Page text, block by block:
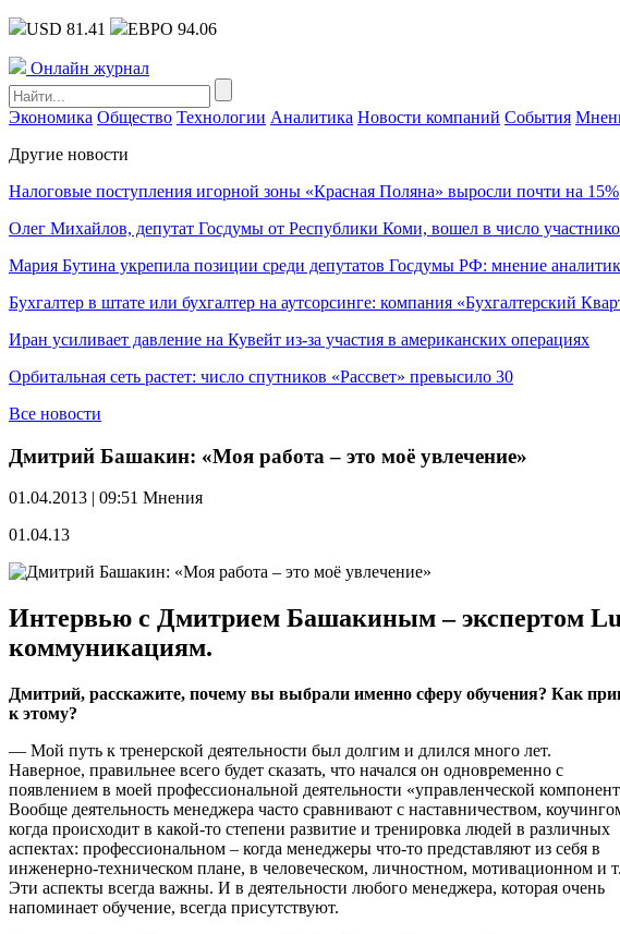
USD 81.41 ЕВРО 94.06
Онлайн журнал
Экономика Общество Технологии Аналитика Новости компаний События
Другие новости
Налоговые поступления игорной зоны «Красная Поляна» выросли почти на 15%
Олег Михайлов, депутат Госдумы от Республики Коми, вошел в число
Мария Бутина укрепила позиции среди депутатов Госдумы РФ: мнение
Бухгалтер в штате или бухгалтер на аутсорсинге: компания «Бухгалтерский
Иран усиливает давление на Кувейт из-за участия в американских операциях
Орбитальная сеть растет: число спутников «Рассвет» превысило 30
Все новости
Дмитрий Башакин: «Моя работа – это моё увлечение»
01.04.2013 | 09:51 Мнения
01.04.13
Интервью с Дмитрием Башакиным – экспертом
коммуникациям.
Дмитрий, расскажите, почему вы выбрали именно сферу обучения? Как
к этому?
— Мой путь к тренерской деятельности был долгим и длился много лет.
Наверное, правильнее всего будет сказать, что начался он одновременно с
появлением в моей профессиональной деятельности «управленческой
Вообще деятельность менеджера часто сравнивают с наставничеством,
когда происходит в какой-то степени развитие и тренировка людей в различных
аспектах: профессиональном – когда менеджеры что-то представляют из себя в
инженерно-техническом плане, в человеческом, личностном, мотивационном и
Эти аспекты всегда важны. И в деятельности любого менеджера, которая очень
напоминает обучение, всегда присутствуют.